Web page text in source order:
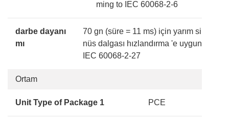
Ortam
ming to IEC 60068-2-6
darbe dayanı
mı
70 gn (süre = 11 ms) için yarım si
nüs dalgası hızlandırma 'e uygun
IEC 60068-2-27
Unit Type of Package 1 PCE